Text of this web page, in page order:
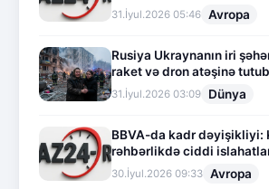
31.İyul.2026 05:46 Avropa
Rusiya Ukraynanın iri
raket və dron atəşinə tutub
31.İyul.2026 03:09 Dünya
BBVA-da kadr dəyişikliyi:
rəhbərlikdə ciddi
30.İyul.2026 09:33 Avropa